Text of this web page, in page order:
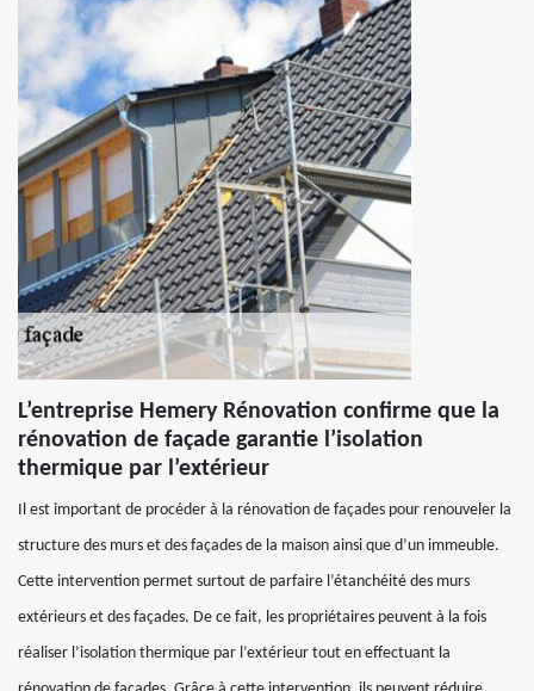
L’entreprise Hemery Rénovation confirme que la
rénovation de façade garantie l’isolation
thermique par l’extérieur
Il est important de procéder à la rénovation de façades pour renouveler la
structure des murs et des façades de la maison ainsi que d’un immeuble.
Cette intervention permet surtout de parfaire l’étanchéité des murs
extérieurs et des façades. De ce fait, les propriétaires peuvent à la fois
réaliser l’isolation thermique par l’extérieur tout en effectuant la